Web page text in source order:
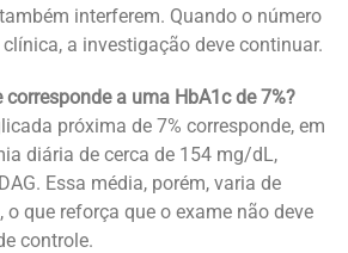
interferem. Quando o número
a investigação deve continuar.
a uma HbA1c de 7%?
próxima de 7% corresponde, em
diária de cerca de 154 mg/dL,
Essa média, porém, varia de
o que reforça que o exame não deve
controle.